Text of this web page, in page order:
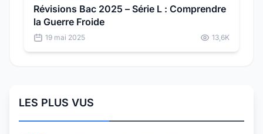
Révisions Bac 2025 – Série L : Comprendre
la Guerre Froide
19 mai 2025 13,6K
LES PLUS VUS